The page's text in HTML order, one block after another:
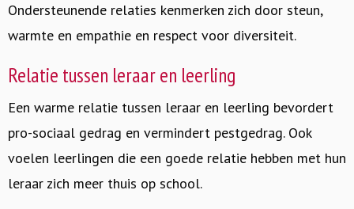
Ondersteunende relaties kenmerken zich door steun,
warmte en empathie en respect voor diversiteit.
Relatie tussen leraar en leerling
Een warme relatie tussen leraar en leerling bevordert
pro-sociaal gedrag en vermindert pestgedrag. Ook
voelen leerlingen die een goede relatie hebben met hun
leraar zich meer thuis op school.